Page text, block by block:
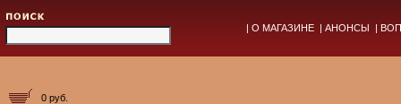
| О МАГАЗИНЕ | АНОНСЫ |
0 руб.